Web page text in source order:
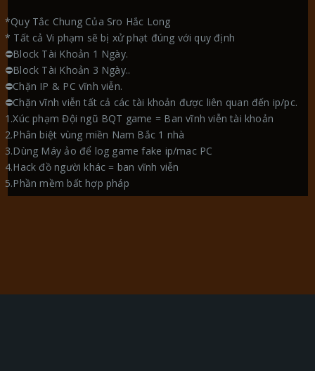
*Quy Tắc Chung Của Sro Hắc Long
* Tất cả Vi phạm sẽ bị xử phạt đúng với quy định
⛔Block Tài Khoản 1 Ngày.
⛔Block Tài Khoản 3 Ngày..
⛔Chặn IP & PC vĩnh viễn.
⛔Chặn vĩnh viễn tất cả các tài khoản được liên quan đến ip/pc.
1.Xúc phạm Đội ngũ BQT game = Ban vĩnh viễn tài khoản
2.Phân biệt vùng miền Nam Bắc 1 nhà
3.Dùng Máy ảo để log game fake ip/mac PC
4.Hack đồ người khác = ban vĩnh viễn
5.Phần mềm bất hợp pháp